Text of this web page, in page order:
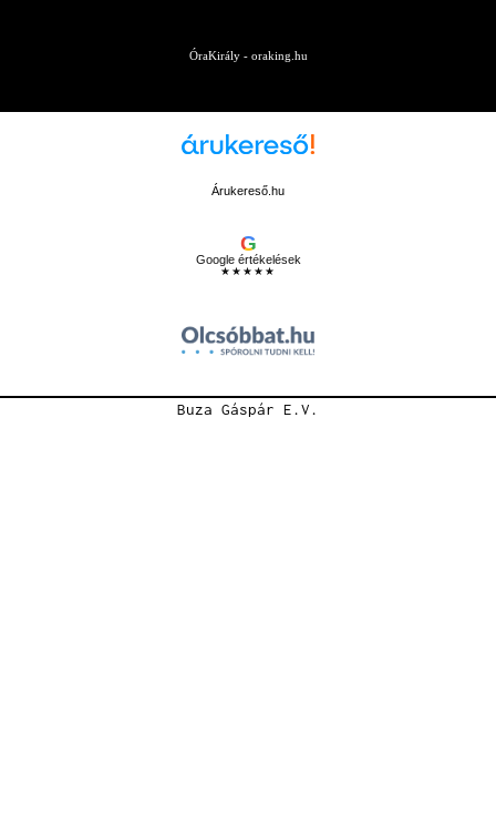
ÓraKirály - oraking.hu
Árukereső.hu
G
Google értékelések
★★★★★
Buza Gáspár E.V.